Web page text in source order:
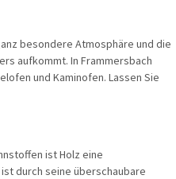
besondere Atmosphäre und die
aufkommt. In Frammersbach
und Kaminofen. Lassen Sie
ist Holz eine
durch seine überschaubare